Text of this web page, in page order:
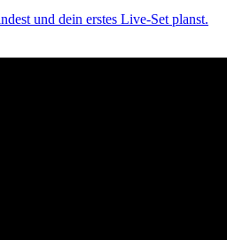
und dein erstes Live-Set planst.